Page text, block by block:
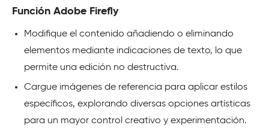
Función Adobe Firefly
Modifique el contenido añadiendo o eliminando
elementos mediante indicaciones de texto, lo que
permite una edición no destructiva.
Cargue imágenes de referencia para aplicar estilos
específicos, explorando diversas opciones artísticas
para un mayor control creativo y experimentación.